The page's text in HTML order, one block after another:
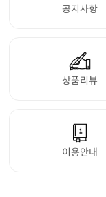
공지사항
상품리뷰
이용안내